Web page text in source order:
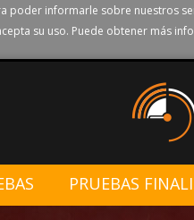
informarle sobre nuestros
su uso. Puede obtener más
PRUEBAS